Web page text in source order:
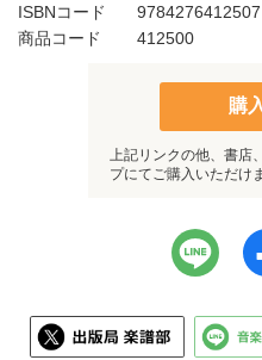
ISBNコード
9784276412507
商品コード
412500
購
上記リンクの他、書店
プにてご購入いただけ